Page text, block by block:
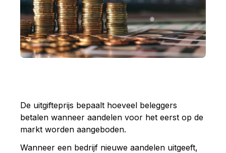
De uitgifteprijs bepaalt hoeveel beleggers
betalen wanneer aandelen voor het eerst op de
markt worden aangeboden.
Wanneer een bedrijf nieuwe aandelen uitgeeft,